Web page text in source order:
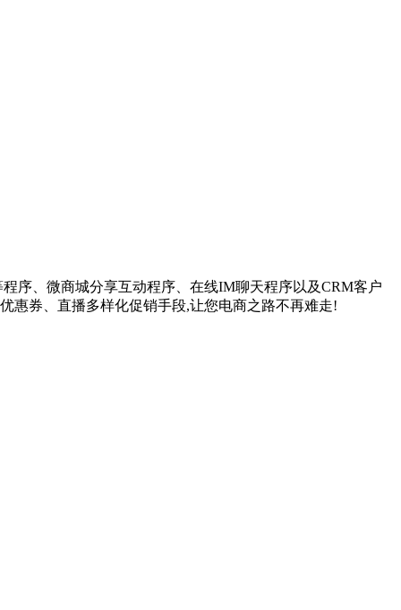
序、微商城分享互动程序、在线IM聊天程序以及CRM客户
惠券、直播多样化促销手段,让您电商之路不再难走!